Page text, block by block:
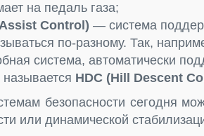
на педаль газа;
Control) — система
по-разному. Так,
система, автоматически
называется HDC (Hill Descent
безопасности сегодня
или динамической